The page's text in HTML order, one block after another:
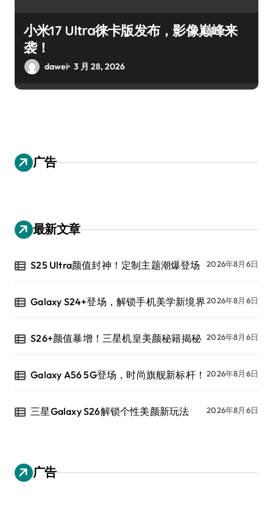
小米17 Ultra徕卡版发布，影像巅峰来
袭！
dawei 3 月 28, 2026
广告
最新文章
S25 Ultra颜值封神！定制主题潮爆登场 2026年8月6日
Galaxy S24+登场，解锁手机美学新境界2026年8月6日
S26+颜值暴增！三星机皇美颜秘籍揭秘 2026年8月6日
Galaxy A56 5G登场，时尚旗舰新标杆！ 2026年8月6日
三星Galaxy S26解锁个性美颜新玩法 2026年8月6日
广告